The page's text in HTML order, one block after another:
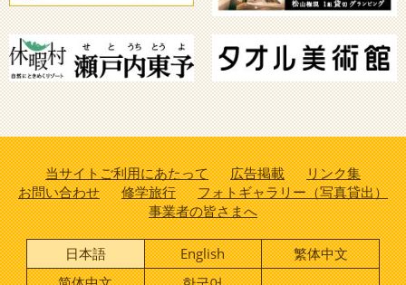
当サイトご利用にあたって 広告掲載
リンク集
お問い合わせ
修学旅行
フォトギャラリー（写真貸出）
事業者の皆さまへ
日本語 English
繁体中文